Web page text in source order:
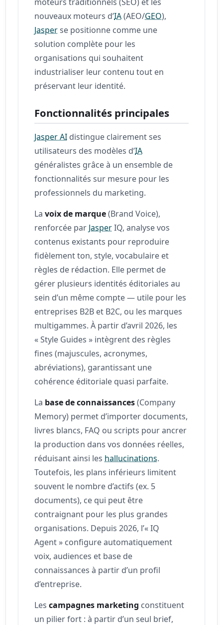
nouveaux moteurs d’IA(AEO/GEO),
Jasperse positionne comme une
solution complète pour les
organisations qui souhaitent
industrialiser leur contenu tout en
préservant leur identité.
Fonctionnalités principales
Jasper AI distingue clairement ses
utilisateurs des modèles d’IA
généralistes grâce à un ensemble de
fonctionnalités sur mesure pour les
professionnels du marketing.
Lavoix de marque(Brand Voice),
renforcée par JasperIQ, analyse vos
contenus existants pour reproduire
fidèlement ton, style, vocabulaire et
règles de rédaction. Elle permet de
gérer plusieurs identités éditoriales au
sein d’un même compte — utile pour les
entreprises B2B et B2C, ou les marques
multigammes. À partir d’avril 2026, les
« Style Guides » intègrent des règles
fines (majuscules, acronymes,
abréviations), garantissant une
cohérence éditoriale quasi parfaite.
La base de connaissances(Company
Memory) permet d’importer documents,
livres blancs, FAQ ou scripts pour ancrer
la production dans vos données réelles,
réduisant ainsi les hallucinations.
Toutefois, les plans inférieurs limitent
souvent le nombre d’actifs (ex. 5
documents), ce qui peut être
contraignant pour les plus grandes
organisations. Depuis 2026, l’« IQ
Agent » configure automatiquement
voix, audiences et base de
connaissances à partir d’un profil
d’entreprise.
Lescampagnes marketing constituent
un pilier fort : à partir d’un seul brief,